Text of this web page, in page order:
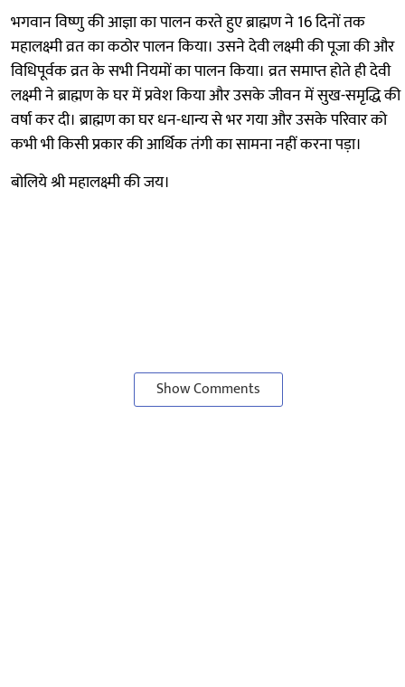
भगवान विष्णु की आज्ञा का पालन करते हुए ब्राह्मण ने 16 दिनों तक
महालक्ष्मी व्रत का कठोर पालन किया। उसने देवी लक्ष्मी की पूजा की और
विधिपूर्वक व्रत के सभी नियमों का पालन किया। व्रत समाप्त होते ही देवी
लक्ष्मी ने ब्राह्मण के घर में प्रवेश किया और उसके जीवन में सुख-समृद्धि की
वर्षा कर दी। ब्राह्मण का घर धन-धान्य से भर गया और उसके परिवार को
कभी भी किसी प्रकार की आर्थिक तंगी का सामना नहीं करना पड़ा।
बोलिये श्री महालक्ष्मी की जय।
Show Comments